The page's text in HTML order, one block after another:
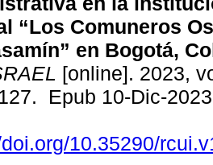
“Los Comuneros
en Bogotá,
[online]. 2023,
Epub 10-Dic-
10.35290/